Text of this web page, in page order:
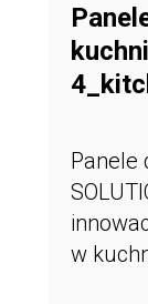
Panele
w